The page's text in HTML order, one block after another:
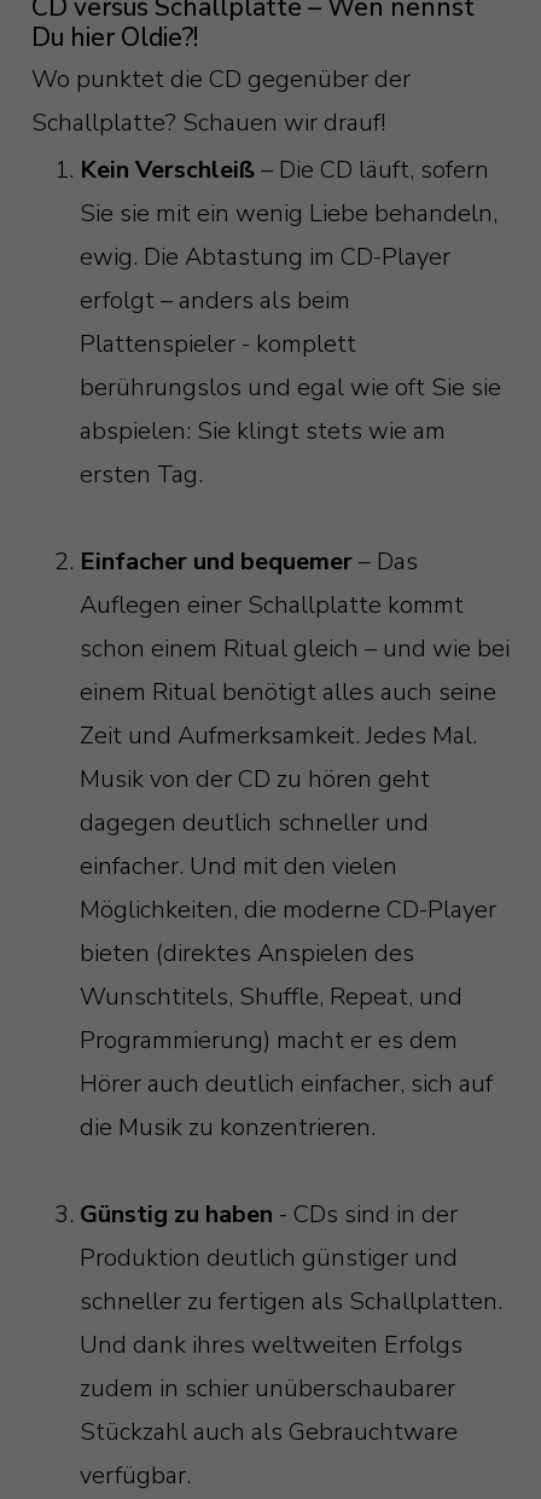
Du hier Oldie?!
Wo punktet die CD gegenüber der
Schallplatte? Schauen wir drauf!
Kein Verschleiß– Die CD läuft, sofern
Sie sie mit ein wenig Liebe behandeln,
ewig. Die Abtastung im CD-Player
erfolgt – anders als beim
Plattenspieler - komplett
berührungslos und egal wie oft Sie sie
abspielen: Sie klingt stets wie am
ersten Tag.
Einfacher und bequemer– Das
Auflegen einer Schallplatte kommt
schon einem Ritual gleich – und wie bei
einem Ritual benötigt alles auch seine
Zeit und Aufmerksamkeit. Jedes Mal.
Musik von der CD zu hören geht
dagegen deutlich schneller und
einfacher. Und mit den vielen
Möglichkeiten, die moderne CD-Player
bieten (direktes Anspielen des
Wunschtitels, Shuffle, Repeat, und
Programmierung) macht er es dem
Hörer auch deutlich einfacher, sich auf
die Musik zu konzentrieren.
Günstig zu haben - CDs sind in der
Produktion deutlich günstiger und
schneller zu fertigen als Schallplatten.
Und dank ihres weltweiten Erfolgs
zudem in schier unüberschaubarer
Stückzahl auch als Gebrauchtware
verfügbar.